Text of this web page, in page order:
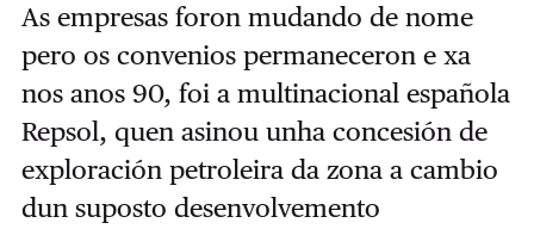
As empresas foron mudando de nome
pero os convenios permaneceron e xa
nos anos 90, foi a multinacional española
Repsol, quen asinou unha concesión de
exploración petroleira da zona a cambio
dun suposto desenvolvemento